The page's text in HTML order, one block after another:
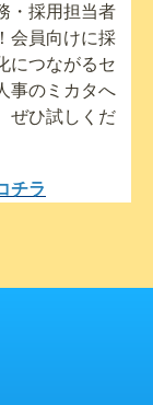
・採用担当者
会員向けに採
につながるセ
事のミカタへ
ぜひ試しくだ
チラ